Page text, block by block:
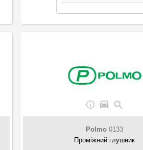
Polmo0133
Проміжний глушник